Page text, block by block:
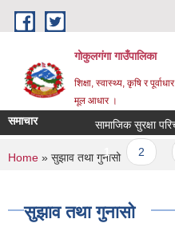
Skip to main content
गोकुलगंगा गाउँपालिका
शिक्षा, स्वास्थ्य, कृषि र
मूल आधार ।
समाचार सामाजिक सुरक्षा
Pages
1
You are here
Home » सुझाव तथा गुनासो
सुझाव तथा गुनासो